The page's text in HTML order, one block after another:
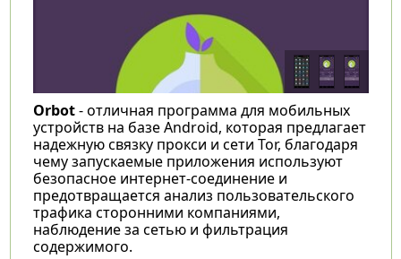
Orbot- отличная программа для мобильных
устройств на базе Android, которая предлагает
надежную связку прокси и сети Tor, благодаря
чему запускаемые приложения используют
безопасное интернет-соединение и
предотвращается анализ пользовательского
трафика сторонними компаниями,
наблюдение за сетью и фильтрация
содержимого.